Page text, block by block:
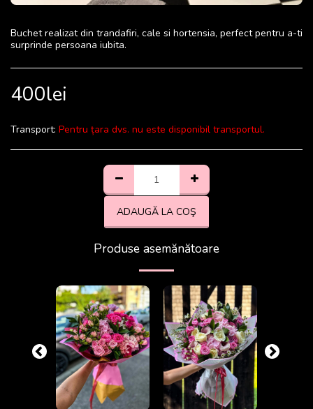
Buchet realizat din trandafiri, cale si hortensia, perfect pentru a-ti
surprinde persoana iubita.
400lei
Transport: Pentru țara dvs. nu este disponibil transportul.
ADAUGĂ LA COŞ
Produse asemănătoare